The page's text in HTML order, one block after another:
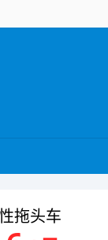
拖头车